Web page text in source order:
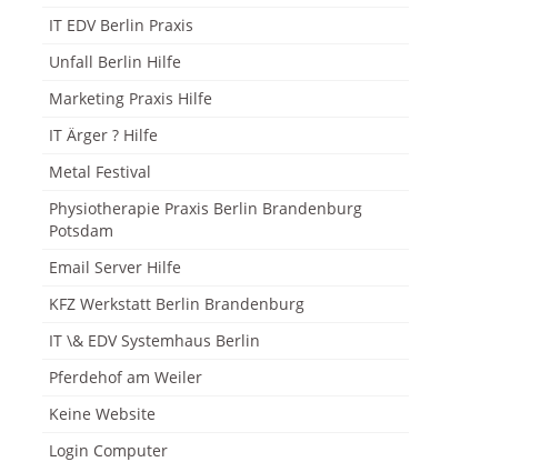
IT EDV Berlin Praxis
Unfall Berlin Hilfe
Marketing Praxis Hilfe
IT Ärger ? Hilfe
Metal Festival
Physiotherapie Praxis Berlin Brandenburg
Potsdam
Email Server Hilfe
KFZ Werkstatt Berlin Brandenburg
IT \& EDV Systemhaus Berlin
Pferdehof am Weiler
Keine Website
Login Computer